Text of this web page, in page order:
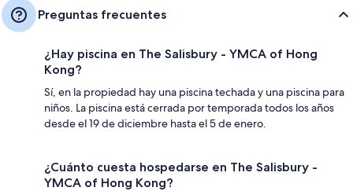
Preguntas frecuentes
¿Hay piscina en The Salisbury - YMCA of Hong
Kong?
Sí, en la propiedad hay una piscina techada y una piscina para
niños. La piscina está cerrada por temporada todos los años
desde el 19 de diciembre hasta el 5 de enero.
¿Cuánto cuesta hospedarse en The Salisbury -
YMCA of Hong Kong?